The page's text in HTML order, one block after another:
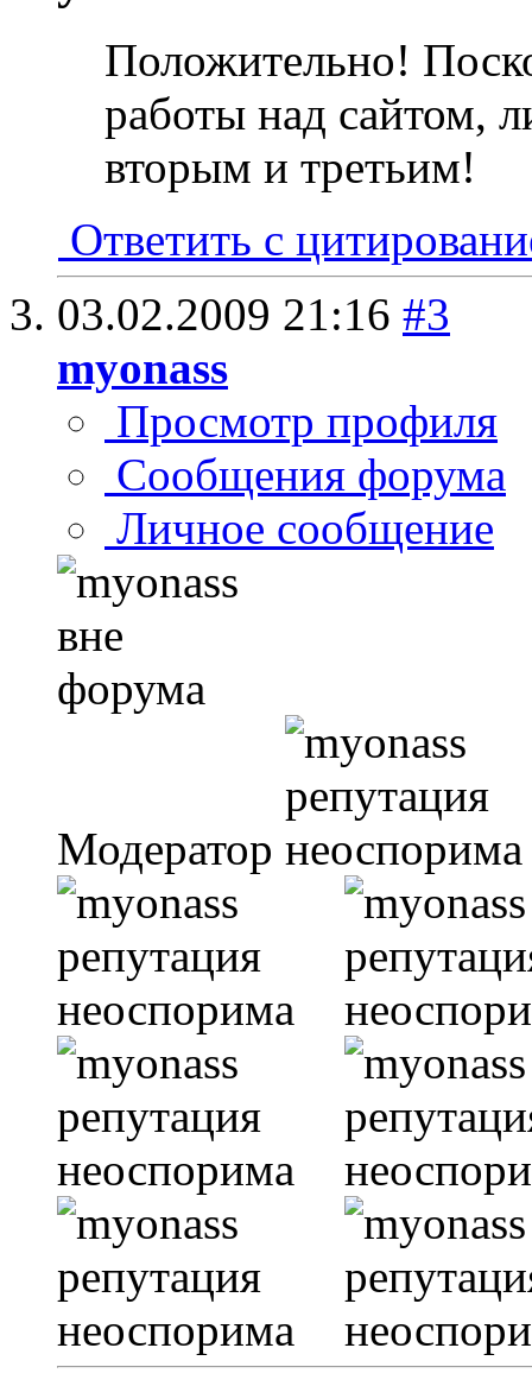
Положительно!
работы над сайтом,
вторым и третьим!
Ответить с
03.02.2009 21:16 #3
myonass
Просмотр профиля
Сообщения форума
Личное сообщение
Модератор